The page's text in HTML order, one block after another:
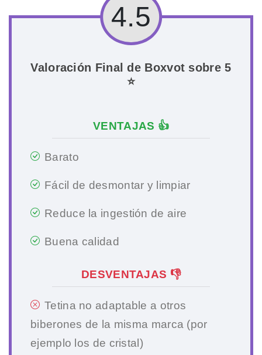
4.5
Valoración Final de Boxvot sobre 5
⭐
VENTAJAS 👍
Barato
Fácil de desmontar y limpiar
Reduce la ingestión de aire
Buena calidad
DESVENTAJAS 👎
Tetina no adaptable a otros
biberones de la misma marca (por
ejemplo los de cristal)